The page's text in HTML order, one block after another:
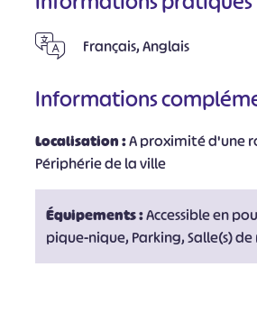
Français, Anglais
Informations
Localisation :A proximité d'une
Périphérie de la ville
Équipements :Accessible en
pique-nique, Parking, Salle(s)